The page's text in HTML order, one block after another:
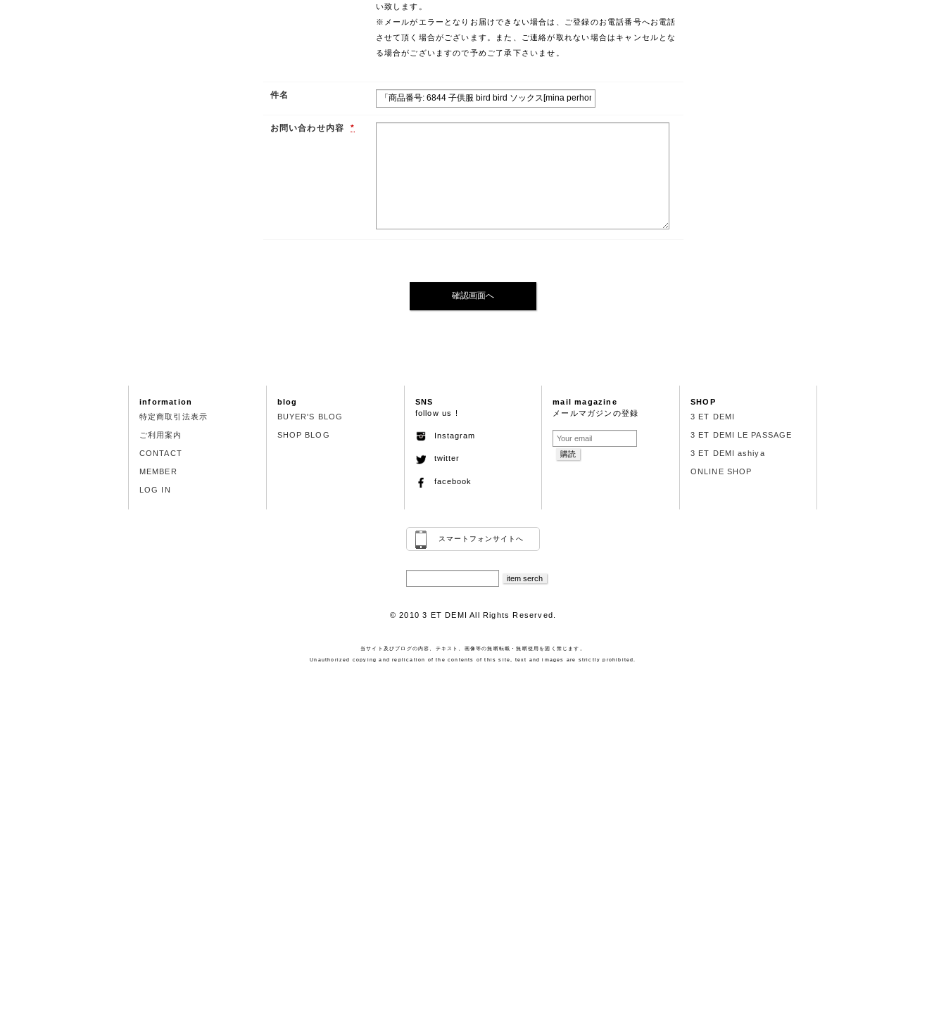
い致します。
※メールがエラーとなりお届けできない場合は、ご登録のお電話番号へお電話
させて頂く場合がございます。また、ご連絡が取れない場合はキャンセルとな
る場合がございますので予めご了承下さいませ。
件名
お問い合わせ内容 *
information
特定商取引法表示
ご利用案内
CONTACT
MEMBER
LOG IN
blog
BUYER'S BLOG
SHOP BLOG
SNS
follow us !
Instagram
twitter
facebook
mail magazine
メールマガジンの登録
SHOP
3 ET DEMI
3 ET DEMI LE PASSAGE
3 ET DEMI ashiya
ONLINE SHOP
スマートフォンサイトへ
© 2010 3 ET DEMI All Rights Reserved.
当サイト及びブログの内容、テキスト、画像等の無断転載・無断使用を固く禁じます。
Unauthorized copying and replication of the contents of this site, text and images are strictly prohibited.